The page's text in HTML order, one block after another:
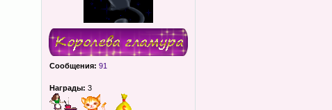
Сообщения: 91
Награды: 3